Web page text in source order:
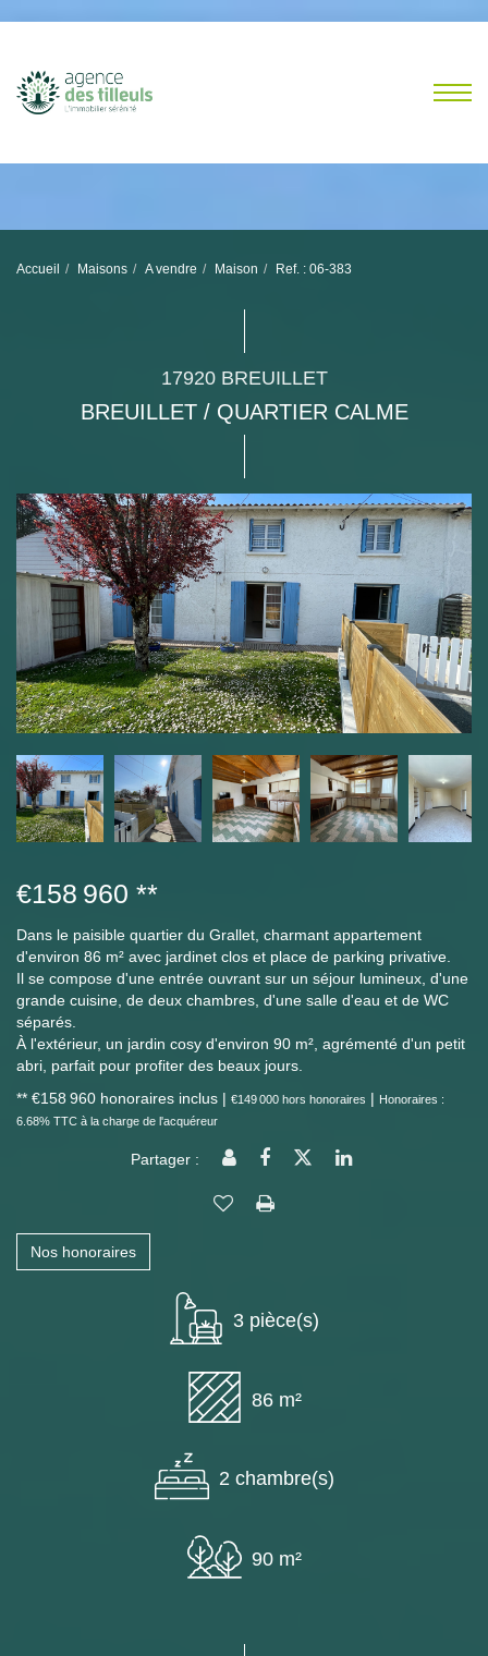
Accueil Maisons A vendre Maison Ref. : 06-383
17920 BREUILLET
BREUILLET / QUARTIER CALME
€158 960 **
Dans le paisible quartier du Grallet, charmant appartement
d'environ 86 m² avec jardinet clos et place de parking privative.
Il se compose d'une entrée ouvrant sur un séjour lumineux, d'une
grande cuisine, de deux chambres, d'une salle d'eau et de WC
séparés.
À l'extérieur, un jardin cosy d'environ 90 m², agrémenté d'un petit
abri, parfait pour profiter des beaux jours.
** €158 960 honoraires inclus | €149 000 hors honoraires | Honoraires :
6.68% TTC à la charge de l'acquéreur
Partager :
Nos honoraires
3 pièce(s)
86 m²
2 chambre(s)
90 m²